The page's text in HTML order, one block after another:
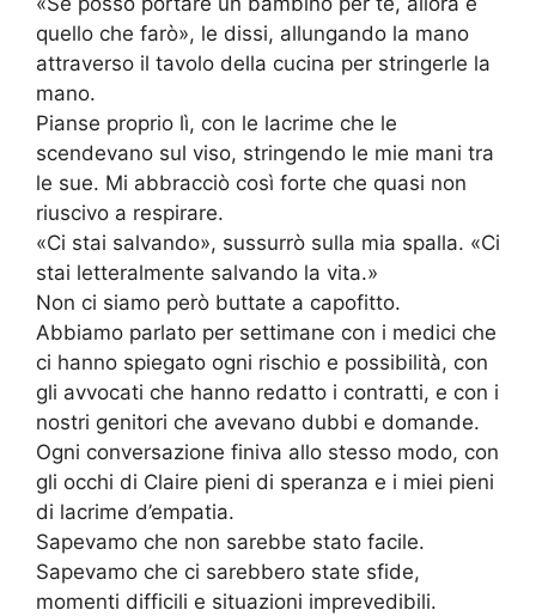
quello che farò», le dissi, allungando la mano
attraverso il tavolo della cucina per stringerle la
mano.
Pianse proprio lì, con le lacrime che le
scendevano sul viso, stringendo le mie mani tra
le sue. Mi abbracciò così forte che quasi non
riuscivo a respirare.
«Ci stai salvando», sussurrò sulla mia spalla. «Ci
stai letteralmente salvando la vita.»
Non ci siamo però buttate a capofitto.
Abbiamo parlato per settimane con i medici che
ci hanno spiegato ogni rischio e possibilità, con
gli avvocati che hanno redatto i contratti, e con i
nostri genitori che avevano dubbi e domande.
Ogni conversazione finiva allo stesso modo, con
gli occhi di Claire pieni di speranza e i miei pieni
di lacrime d’empatia.
Sapevamo che non sarebbe stato facile.
Sapevamo che ci sarebbero state sfide,
momenti difficili e situazioni imprevedibili.